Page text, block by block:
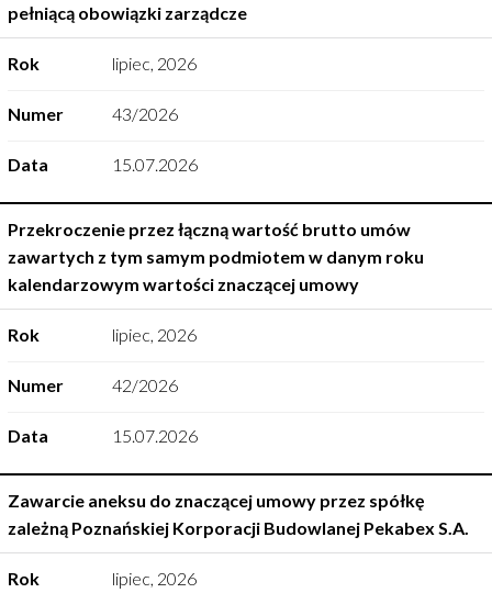
pełniącą obowiązki zarządcze
Rok lipiec 2026
Numer 43/2026
Data 15.07.2026
Przekroczenie przez łączną wartość brutto umów
zawartych z tym samym podmiotem w danym roku
kalendarzowym wartości znaczącej umowy
Rok lipiec 2026
Numer 42/2026
Data 15.07.2026
Zawarcie aneksu do znaczącej umowy przez spółkę
zależną Poznańskiej Korporacji Budowlanej Pekabex S.A.
Rok lipiec 2026